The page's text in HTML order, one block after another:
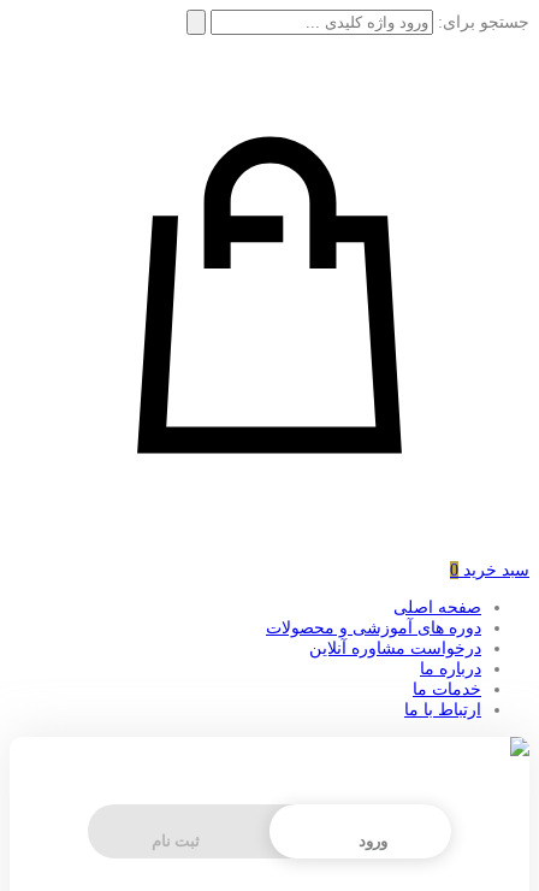
جستجو برای:
سبد خرید 0
صفحه اصلی
دوره های آموزشی و محصولات
درخواست مشاوره آنلاین
درباره ما
خدمات ما
ارتباط با ما
ورود ثبت نام